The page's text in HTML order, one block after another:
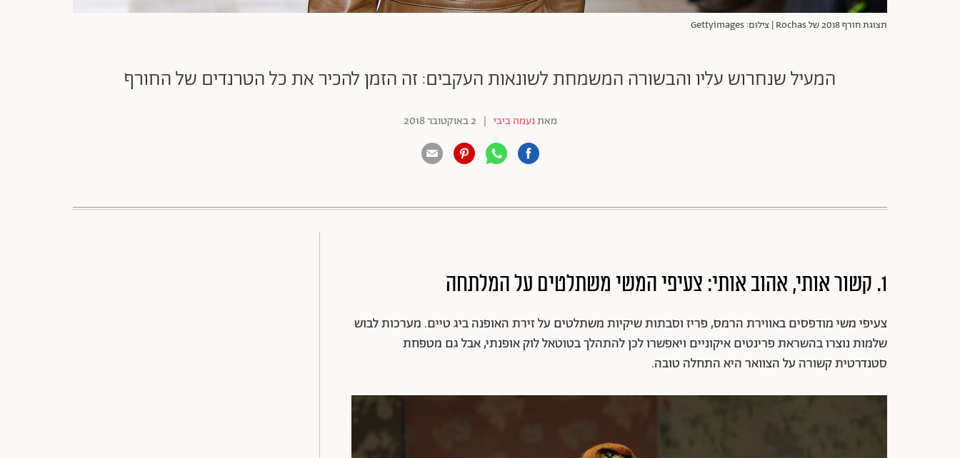
תצוגת חורף 2018 של Rochas | צילום: Gettyimages
המעיל שנחרוש עליו והבשורה המשמחת לשונאות העקבים: זה הזמן להכיר את כל הטרנדים של החורף
מאתנעמה ביבי | 2 באוקטובר 2018
1. קשור אותי, אהוב אותי: צעיפי המשי משתלטים על המלתחה
צעיפי משי מודפסים באווירת הרמס, פריז וסבתות שיקיות משתלטים על זירת האופנה ביג טיים. מערכות לבוש
שלמות נוצרו בהשראת פרינטים איקוניים ויאפשרו לכן להתהלך בטוטאל לוק אופנתי, אבל גם מטפחת
סטנדרטית קשורה על הצוואר היא התחלה טובה.